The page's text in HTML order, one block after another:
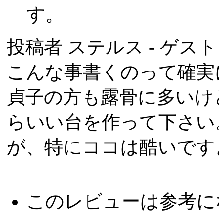
す。
投稿者 ステルス - ゲス
こんな事書くのって確
貞子の方も露骨に多い
らいい台を作って下さ
が、特にココは酷いで
このレビューは参考